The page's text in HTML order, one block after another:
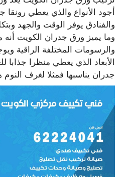
أجود الأنواع والذي يعطي رونقا
والفنادق يوفر الوقت والجهد
وما يميز ورق جدران الكويت أنه
والرسومات المختلفة الراقية
الأبعاد الذي يعطي منظرا
جدران يناسبها فمثلا لغرف